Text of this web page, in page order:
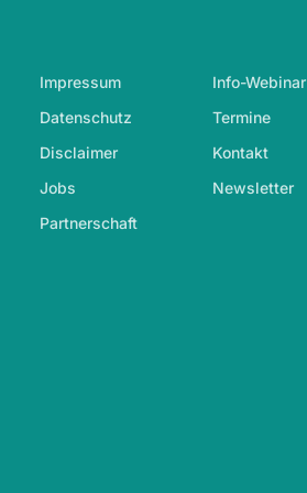
Footer-Navigation
Impressum
Datenschutz
Disclaimer
Jobs
Partnerschaft
Info-Webinar
Termine
Kontakt
Newsletter